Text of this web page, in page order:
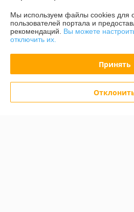
кирилл
По заказу всё отлично, вот только
видимо брак заводской,   сильно
Мы используем файлы cookies для
пользователей портала и
рекомендаций. Вы можете
отключить их.
Принять